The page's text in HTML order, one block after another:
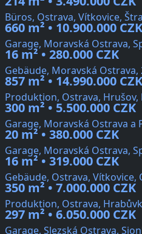
Büros, Ostrava, Vítkovice,
660 m² • 10.900.000 CZK
Garage, Moravská Ostrava,
16 m² • 280.000 CZK
Gebäude, Moravská Ostrava,
857 m² • 14.990.000 CZK
Produktion, Ostrava, Hrušov,
300 m² • 5.500.000 CZK
Garage, Moravská Ostrava a
20 m² • 380.000 CZK
Garage, Moravská Ostrava,
16 m² • 319.000 CZK
Gebäude, Ostrava,
350 m² • 7.000.000 CZK
Produktion, Ostrava,
297 m² • 6.050.000 CZK
Garage, Slezská Ostrava,